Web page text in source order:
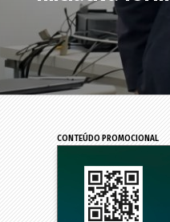
CONTEÚDO PROMOCIONAL